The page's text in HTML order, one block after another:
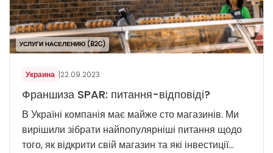
УСЛУГИ НАСЕЛЕНИЮ (B2C)
Украина |22.09.2023
Франшиза SPAR: питання-відповіді?
В Україні компанія має майже сто магазинів. Ми
вирішили зібрати найпопулярніші питання щодо
того, як відкрити свій магазин та які інвестиції...